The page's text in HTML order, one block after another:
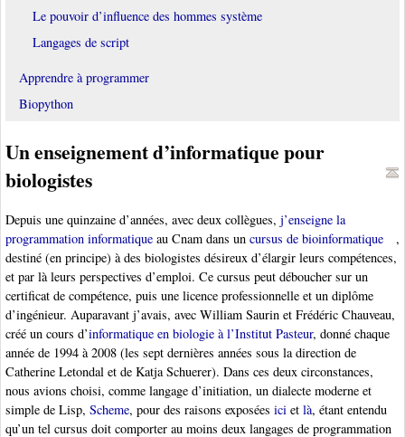
Le pouvoir d’influence des hommes système
Langages de script
Apprendre à programmer
Biopython
Un enseignement d’informatique pour
biologistes
Depuis une quinzaine d’années, avec deux collègues, j’enseigne la
programmation informatique au Cnam dans un cursus de bioinformatique
,
destiné (en principe) à des biologistes désireux d’élargir leurs compétences,
et par là leurs perspectives d’emploi. Ce cursus peut déboucher sur un
certificat de compétence, puis une licence professionnelle et un diplôme
d’ingénieur. Auparavant j’avais, avec William Saurin et Frédéric Chauveau,
créé un cours d’informatique en biologie à l’Institut Pasteur, donné chaque
année de 1994 à 2008 (les sept dernières années sous la direction de
Catherine Letondal et de Katja Schuerer). Dans ces deux circonstances,
nous avions choisi, comme langage d’initiation, un dialecte moderne et
simple de Lisp, Scheme, pour des raisons exposées ici et là, étant entendu
qu’un tel cursus doit comporter au moins deux langages de programmation